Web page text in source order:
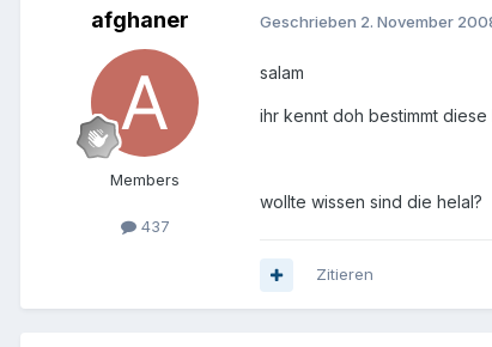
afghaner
Members
437
Geschrieben 2. November
salam
ihr kennt doh bestimmt
wollte wissen sind die helal?
Zitieren